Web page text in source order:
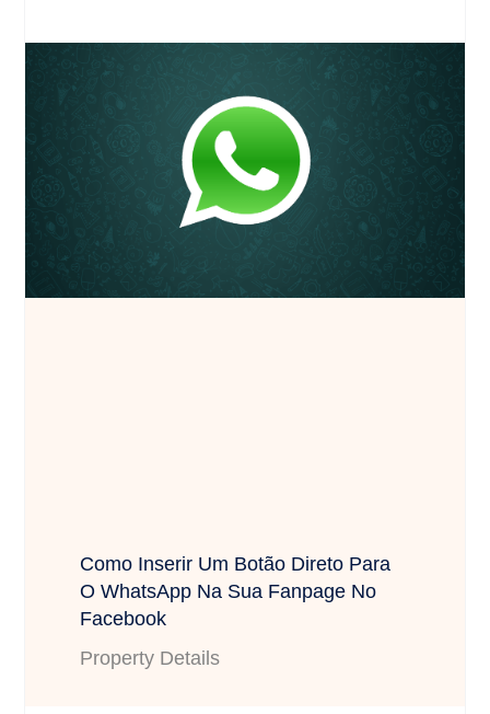
Como Inserir Um Botão Direto Para
O WhatsApp Na Sua Fanpage No
Facebook
Property Details